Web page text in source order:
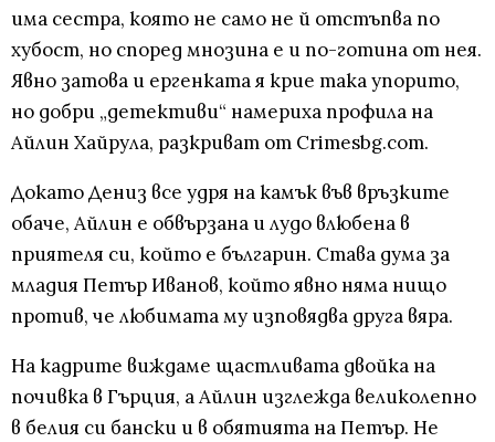
има сестра, която не само не й отстъпва по
хубост, но според мнозина е и по-готина от нея.
Явно затова и ергенката я крие така упорито,
но добри „детективи“ намериха профила на
Айлин Хайрула, разкриват от Crimesbg.com.
Докато Дениз все удря на камък във връзките
обаче, Айлин е обвързана и лудо влюбена в
приятеля си, който е българин. Става дума за
младия Петър Иванов, който явно няма нищо
против, че любимата му изповядва друга вяра.
На кадрите виждаме щастливата двойка на
почивка в Гърция, а Айлин изглежда великолепно
в белия си бански и в обятията на Петър. Не